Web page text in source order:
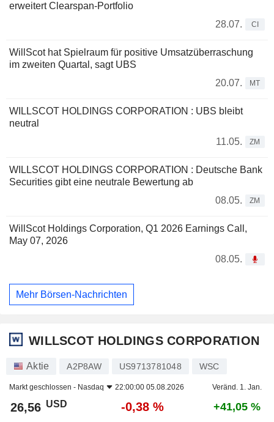
erweitert Clearspan-Portfolio
28.07.
CI
WillScot hat Spielraum für positive Umsatzüberraschung
im zweiten Quartal, sagt UBS
20.07.
MT
WILLSCOT HOLDINGS CORPORATION : UBS bleibt
neutral
11.05.
ZM
WILLSCOT HOLDINGS CORPORATION : Deutsche Bank
Securities gibt eine neutrale Bewertung ab
08.05.
ZM
WillScot Holdings Corporation, Q1 2026 Earnings Call,
May 07, 2026
08.05.
Mehr Börsen-Nachrichten
WILLSCOT HOLDINGS CORPORATION
Aktie A2P8AW US9713781048 WSC
Markt geschlossen - Nasdaq 22:00:00 05.08.2026 Veränd. 1. Jan.
26,56 USD -0,38 % +41,05 %